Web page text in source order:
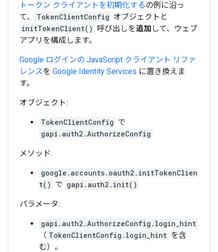
トークン クライアントを初期化するの例に沿っ
て、
TokenClientConfig オブジェクトと
initTokenClient() 呼び出しを追加 して、ウェブ
アプリを構成します。
Google ログインの JavaScript クライアント リファ
レンスを Google Identity Services に置き換えま
す。
オブジェクト:
TokenClientConfig で
gapi.auth2.AuthorizeConfig
メソッド:
google.accounts.oauth2.initTokenClien
t() で gapi.auth2.init()
パラメータ:
gapi.auth2.AuthorizeConfig.login_hint
（ TokenClientConfig.login_hint を含
む）。